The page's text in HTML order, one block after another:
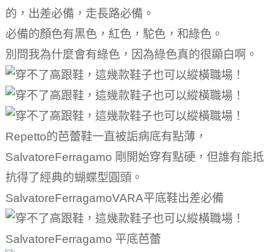
的，出差必備，走長路必備。
必備的顏色有黑色，紅色，駝色，和綠色。
別問我為什麼會有綠色，因為綠色真的很顯白啊。
Repetto的芭蕾鞋一直被詬病底有點薄，
SalvatoreFerragamo 剛開始穿有點硬，但誰有能抵
抗得了經典的蝴蝶型圓頭。
SalvatoreFerragamoVARA平底鞋出差必備
SalvatoreFerragamo 平底芭蕾